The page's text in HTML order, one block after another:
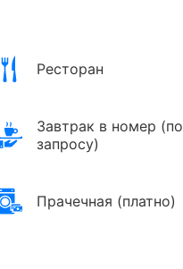
Ресторан
Завтрак в номер (по
запросу)
Прачечная (платно)